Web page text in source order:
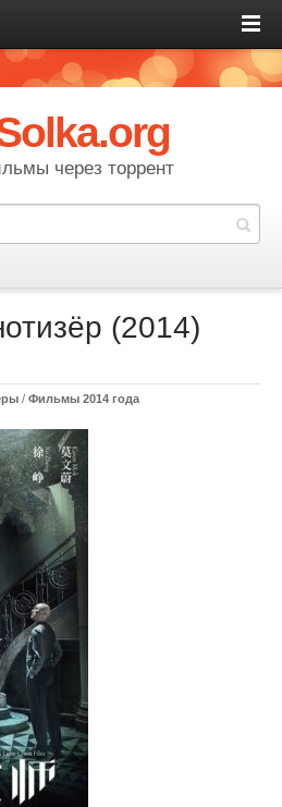
через торрент
(2014)
/ Фильмы 2014 года